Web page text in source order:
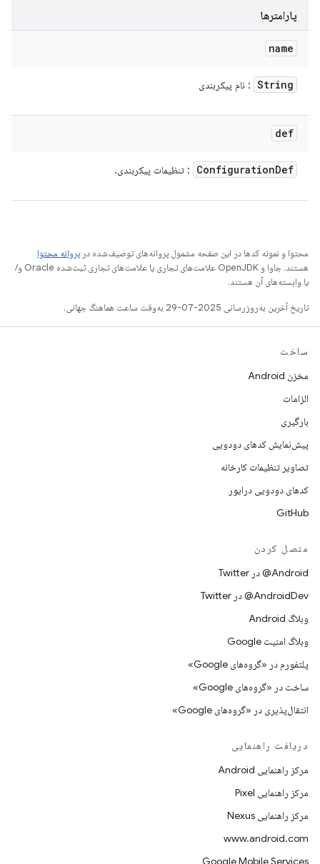
پارامترها
name
String : نام پیکربندی
def
ConfigurationDef : تنظیمات پیکربندی.
محتوا و نمونه کدها در این صفحه مشمول پروانه‌های توصیف‌شده در پروانه محتوا
هستند. جاوا و OpenJDK علامت‌های تجاری یا علامت‌های تجاری ثبت‌شده Oracle و/
یا وابسته‌های آن هستند.
تاریخ آخرین به‌روزرسانی 2025-07-29 به‌وقت ساعت هماهنگ جهانی.
ساخت
مخزن Android
الزامات
بارگیری
پیش‌نمایش کدهای دودویی
تصاویر تنظیمات کارخانه
کدهای دودویی درایور
GitHub
متصل کردن
Android@ در Twitter
AndroidDev@ در Twitter
وبلاگ Android
وبلاگ امنیت Google
پلتفورم در «گروه‌های Google»
ساخت در «گروه‌های Google»
انتقال‌پذیری در «گروه‌های Google»
دریافت راهنمایی
مرکز راهنمایی Android
مرکز راهنمایی Pixel
مرکز راهنمایی Nexus
www.android.com
Google Mobile Services